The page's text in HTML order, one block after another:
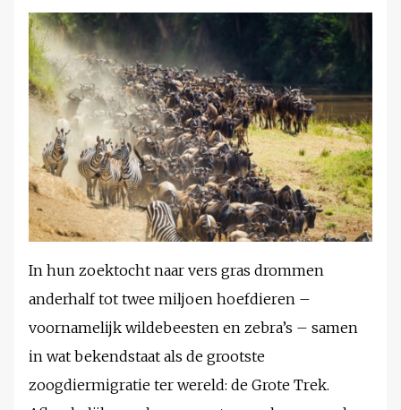
In hun zoektocht naar vers gras drommen
anderhalf tot twee miljoen hoefdieren –
voornamelijk wildebeesten en zebra’s – samen
in wat bekendstaat als de grootste
zoogdiermigratie ter wereld: de Grote Trek.